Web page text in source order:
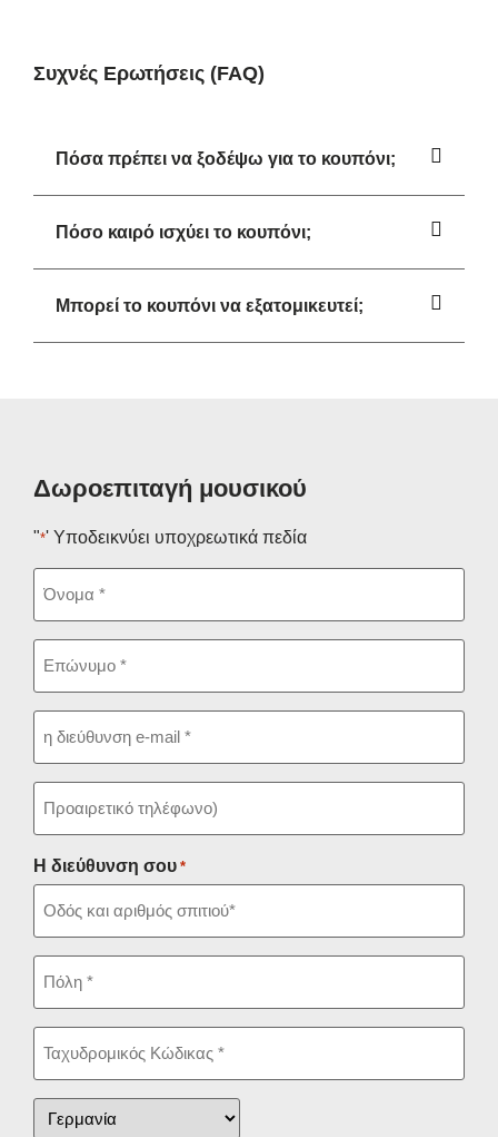
Συχνές Ερωτήσεις (FAQ)
Πόσα πρέπει να ξοδέψω για το κουπόνι;
Πόσο καιρό ισχύει το κουπόνι;
Μπορεί το κουπόνι να εξατομικευτεί;
Δωροεπιταγή μουσικού
"*' Υποδεικνύει υποχρεωτικά πεδία
Ονομα
Επώνυμο
Ihre
E-
Προαιρετικό
τηλέφωνο)
Η διεύθυνση σου *
Τοποθεσία
Π.Κ.
Οικόπεδο